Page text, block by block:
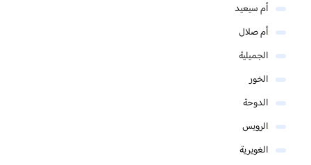
أم سيعيد
أم صلال
الجميلية
الخور
الدوحة
الرويس
الغويرية